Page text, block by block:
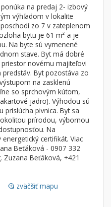
×
Dom
Vila
Chalupa
na predaj 2- izbový
výhľadom v lokalite
zo 7 v zateplenom
bytu je 61 m² a je
Na byte sú vymenené
stave. Byt má dobré
novému majiteľovi
Byt pozostáva zo
na zasklenú
so sprchovým kútom,
jadro). Výhodou sú
prislúcha pivnica. Byt sa
prírodou, výbornou
Na
certifikát. Viac
Beťáková - 0907 332
Zuzana Beťáková, +421
loupe zväčšiť mapu